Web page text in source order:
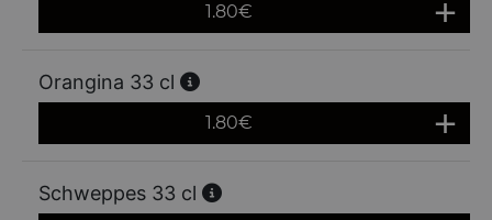
1.80€
Orangina 33 cl
1.80€
Schweppes 33 cl